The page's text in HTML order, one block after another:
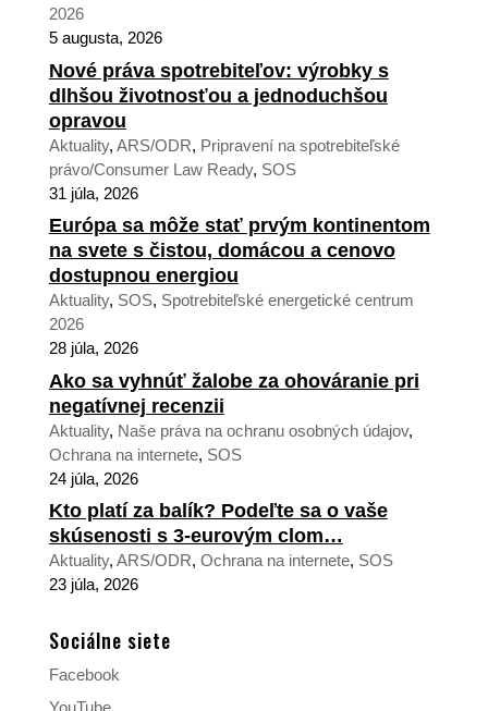
2026
5 augusta, 2026
Nové práva spotrebiteľov: výrobky s
dlhšou životnosťou a jednoduchšou
opravou
Aktuality, ARS/ODR, Pripravení na spotrebiteľské
právo/Consumer Law Ready, SOS
31 júla, 2026
Európa sa môže stať prvým kontinentom
na svete s čistou, domácou a cenovo
dostupnou energiou
Aktuality, SOS, Spotrebiteľské energetické centrum
2026
28 júla, 2026
Ako sa vyhnúť žalobe za ohováranie pri
negatívnej recenzii
Aktuality, Naše práva na ochranu osobných údajov,
Ochrana na internete, SOS
24 júla, 2026
Kto platí za balík? Podeľte sa o vaše
skúsenosti s 3-eurovým clom…
Aktuality, ARS/ODR, Ochrana na internete, SOS
23 júla, 2026
Sociálne siete
Facebook
YouTube